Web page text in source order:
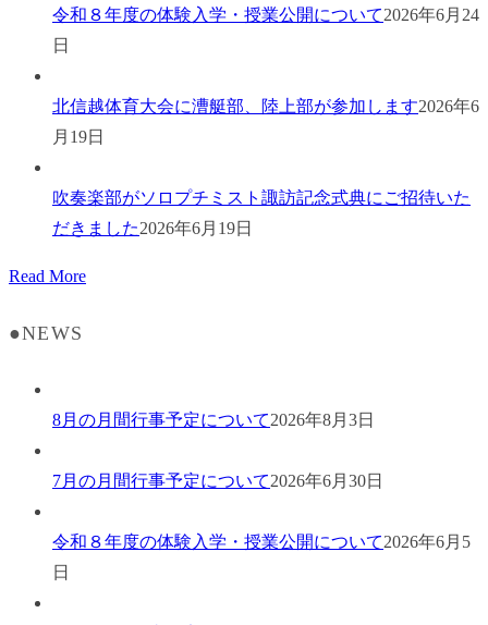
令和８年度の体験入学・授業公開について2026年6月24
日
北信越体育大会に漕艇部、陸上部が参加します2026年6
月19日
吹奏楽部がソロプチミスト諏訪記念式典にご招待いた
だきました2026年6月19日
Read More
●NEWS
8月の月間行事予定について2026年8月3日
7月の月間行事予定について2026年6月30日
令和８年度の体験入学・授業公開について2026年6月5
日